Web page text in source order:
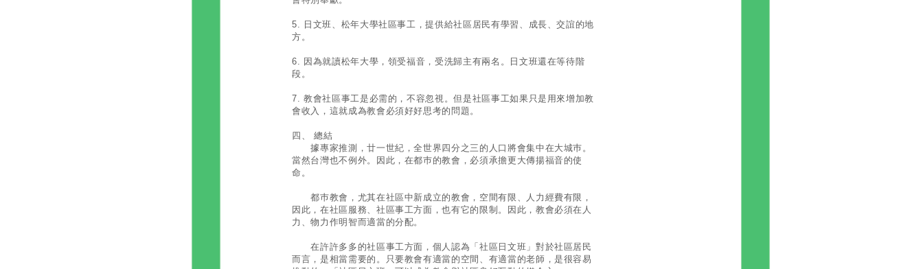
5. 日文班、松年大學社區事工，提供給社區居民有學習、成長、交誼的地
方。
6. 因為就讀松年大學，領受福音，受洗歸主有兩名。日文班還在等待階
段。
7. 教會社區事工是必需的，不容忽視。但是社區事工如果只是用來增加教
會收入，這就成為教會必須好好思考的問題。
四、 總結
據專家推測，廿一世紀，全世界四分之三的人口將會集中在大城巿。
當然台灣也不例外。因此，在都巿的教會，必須承擔更大傳揚福音的使
命。
都巿教會，尤其在社區中新成立的教會，空間有限、人力經費有限，
因此，在社區服務、社區事工方面，也有它的限制。因此，教會必須在人
力、物力作明智而適當的分配。
在許許多多的社區事工方面，個人認為「社區日文班」對於社區居民
而言，是相當需要的。只要教會有適當的空間、有適當的老師，是很容易